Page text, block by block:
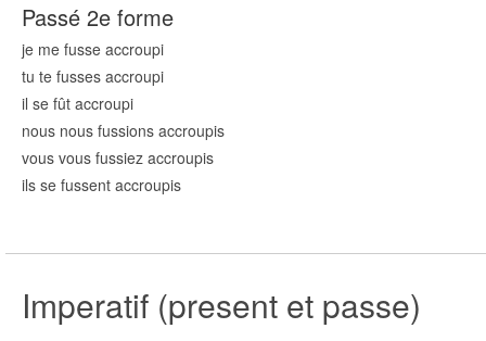
Passé 2e forme
je me fusse accroupi
tu te fusses accroupi
il se fût accroupi
nous nous fussions accroupis
vous vous fussiez accroupis
ils se fussent accroupis
Imperatif (present et passe)